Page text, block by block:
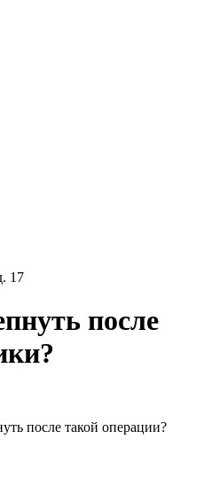
17
после
после такой операции?